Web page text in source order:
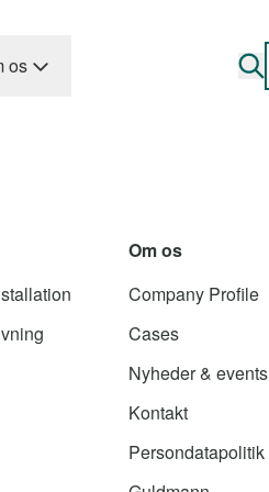
os
Om os
Company Profile
Cases
Nyheder & events
Kontakt
Persondatapolitik